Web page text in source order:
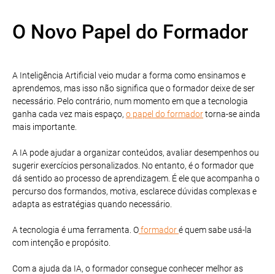
O Novo Papel do Formador
A Inteligência Artificial veio mudar a forma como ensinamos e
aprendemos, mas isso não significa que o formador deixe de ser
necessário. Pelo contrário, num momento em que a tecnologia
ganha cada vez mais espaço, o papel do formadortorna-se ainda
mais importante.
A IA pode ajudar a organizar conteúdos, avaliar desempenhos ou
sugerir exercícios personalizados. No entanto, é o formador que
dá sentido ao processo de aprendizagem. É ele que acompanha o
percurso dos formandos, motiva, esclarece dúvidas complexas e
adapta as estratégias quando necessário.
A tecnologia é uma ferramenta. Oformadoré quem sabe usá-la
com intenção e propósito.
Com a ajuda da IA, o formador consegue conhecer melhor as